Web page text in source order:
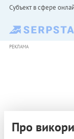
Субъект в сфере
РЕКЛАМА
Про